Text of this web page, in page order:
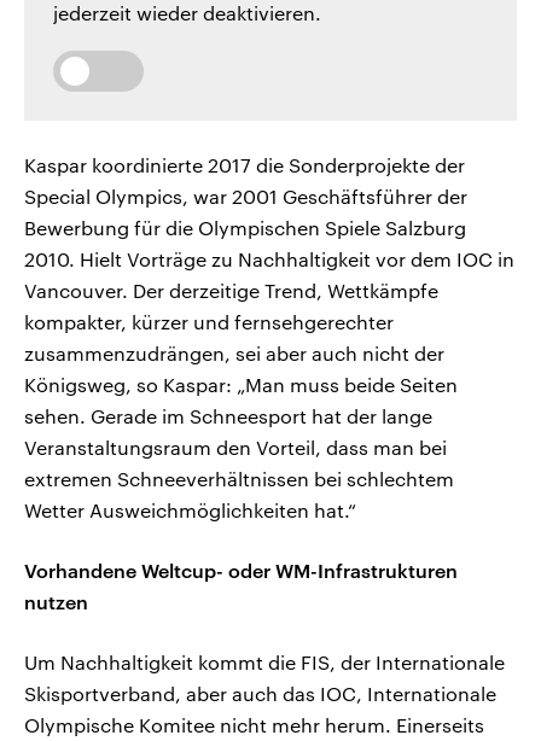
jederzeit wieder deaktivieren.
Kaspar koordinierte 2017 die Sonderprojekte der
Special Olympics, war 2001 Geschäftsführer der
Bewerbung für die Olympischen Spiele Salzburg
2010. Hielt Vorträge zu Nachhaltigkeit vor dem IOC in
Vancouver. Der derzeitige Trend, Wettkämpfe
kompakter, kürzer und fernsehgerechter
zusammenzudrängen, sei aber auch nicht der
Königsweg, so Kaspar: „Man muss beide Seiten
sehen. Gerade im Schneesport hat der lange
Veranstaltungsraum den Vorteil, dass man bei
extremen Schneeverhältnissen bei schlechtem
Wetter Ausweichmöglichkeiten hat.“
Vorhandene Weltcup- oder WM-Infrastrukturen
nutzen
Um Nachhaltigkeit kommt die FIS, der Internationale
Skisportverband, aber auch das IOC, Internationale
Olympische Komitee nicht mehr herum. Einerseits